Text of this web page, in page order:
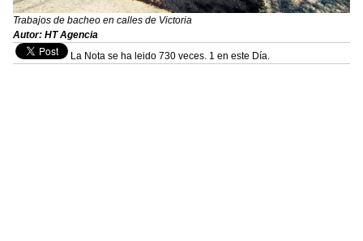
Trabajos de bacheo en calles de Victoria
Autor: HT Agencia
La Nota se ha leido 730 veces. 1 en este Día.